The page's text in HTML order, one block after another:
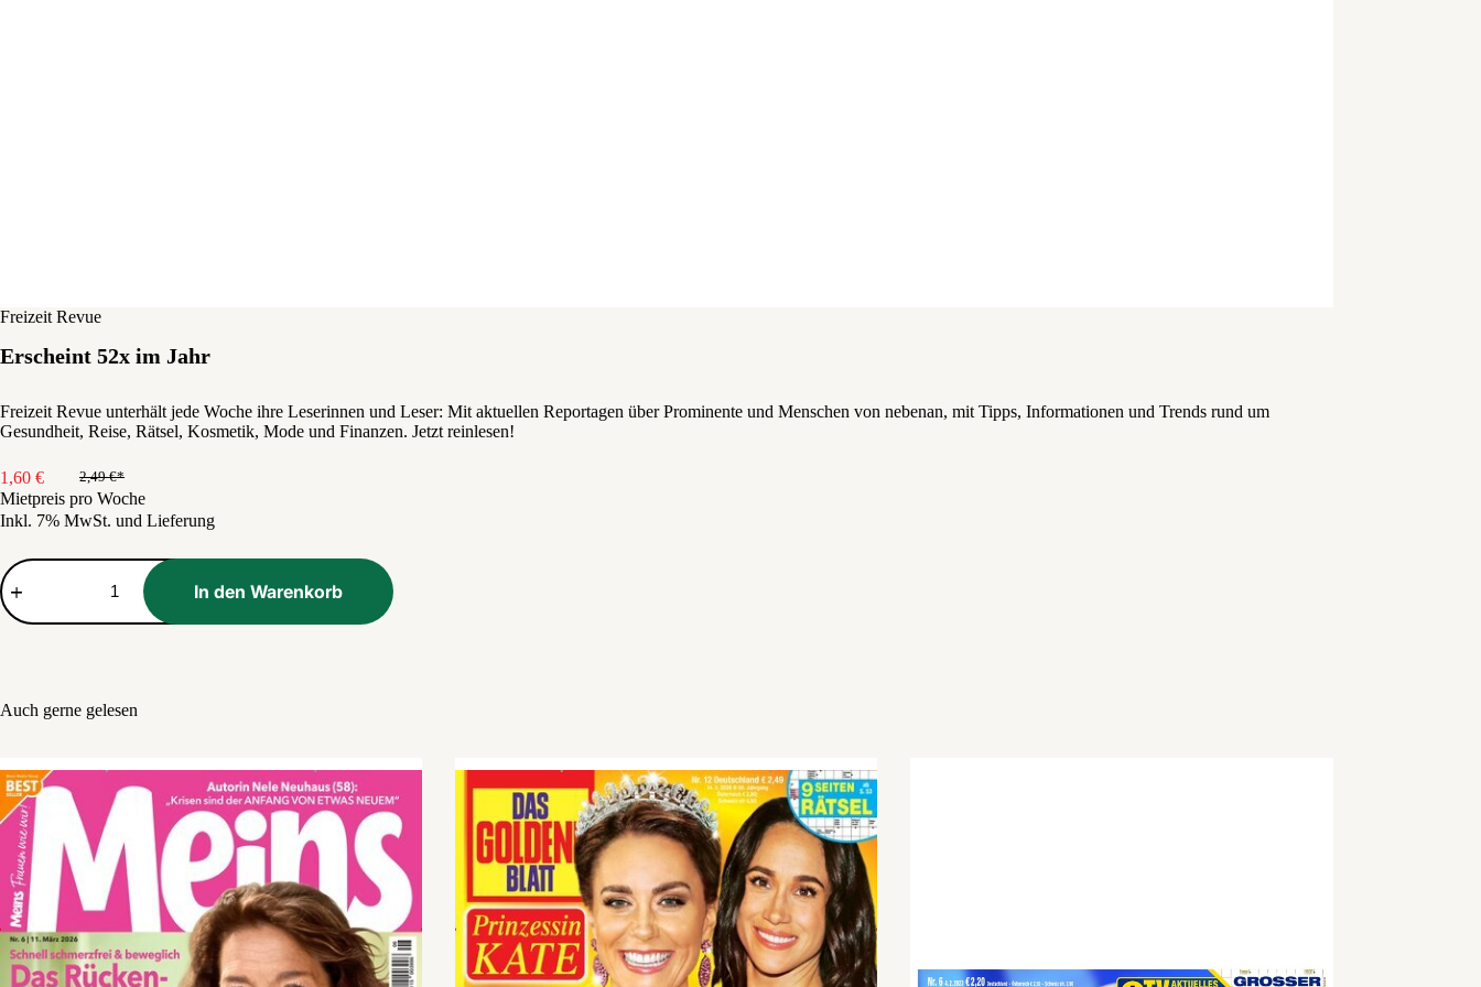
Freizeit Revue
Erscheint 52x im Jahr
Freizeit Revue unterhält jede Woche ihre Leserinnen und Leser: Mit aktuellen Reportagen über Prominente und Menschen von nebenan, mit Tipps, Informationen und Trends rund um
Gesundheit, Reise, Rätsel, Kosmetik, Mode und Finanzen. Jetzt reinlesen!
2,49€
Ursprünglicher
Preis
war:
1,60 €
Aktueller
Preis
ist:
Mietpreis pro Woche
Inkl. 7% MwSt. und Lieferung
Freizeit
Revue
Menge
In den Warenkorb
Auch gerne gelesen